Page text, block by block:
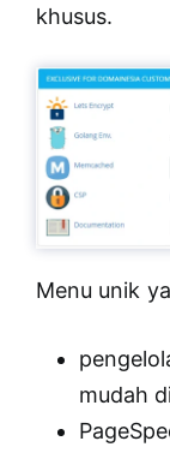
khusus.
Menu unik
mudah